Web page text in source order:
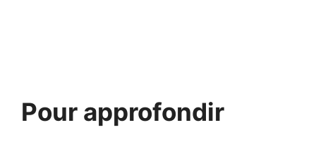
Pour approfondir